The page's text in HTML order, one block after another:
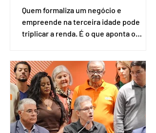
Quem formaliza um negócio e
empreende na terceira idade pode
triplicar a renda. É o que aponta o
Amostra de Domicílio (PNAD Contínua),
do Serviço Brasileiro de Apoio às Micro
e Pequenas Empresas (Sebrae),
realizado a partir de dados do Instituto
Brasileiro de Geografia e Estatística
(IBGE). O estudo do Sebrae mostra que,